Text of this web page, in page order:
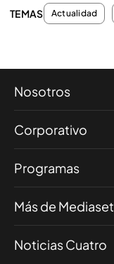
TEMAS Actualidad
Nosotros
Corporativo
Programas
Más de Mediaset
Noticias Cuatro